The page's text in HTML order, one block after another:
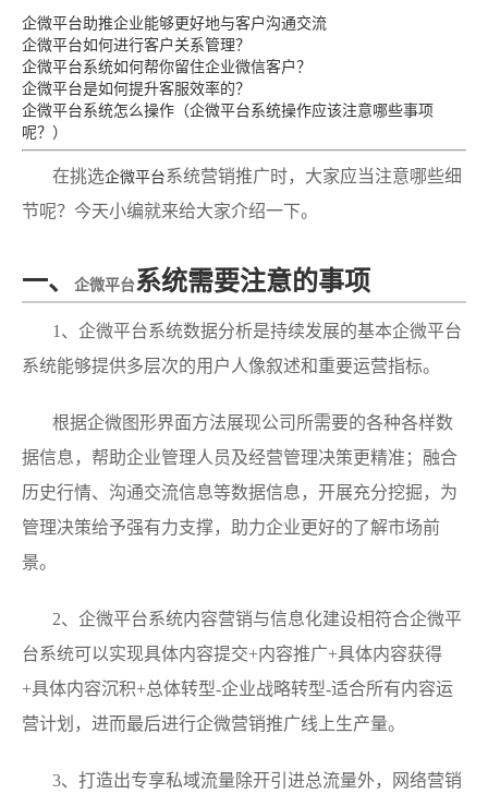
企微平台助推企业能够更好地与客户沟通交流
企微平台如何进行客户关系管理？
企微平台系统如何帮你留住企业微信客户？
企微平台是如何提升客服效率的？
企微平台系统怎么操作（企微平台系统操作应该注意哪些事项
呢？）
在挑选企微平台 系统营销推广时，大家应当注意哪些细
节呢？今天小编就来给大家介绍一下。
一、 企微平台系统需要注意的事项
1、企微平台系统数据分析是持续发展的基本企微平台
系统能够提供多层次的用户人像叙述和重要运营指标。
根据企微图形界面方法展现公司所需要的各种各样数
据信息，帮助企业管理人员及经营管理决策更精准；融合
历史行情、沟通交流信息等数据信息，开展充分挖掘，为
管理决策给予强有力支撑，助力企业更好的了解市场前
景。
2、企微平台系统内容营销与信息化建设相符合企微平
台系统可以实现具体内容提交+内容推广+具体内容获得
+具体内容沉积+总体转型-企业战略转型-适合所有内容运
营计划，进而最后进行企微营销推广线上生产量。
3、打造出专享私域流量除开引进总流量外，网络营销